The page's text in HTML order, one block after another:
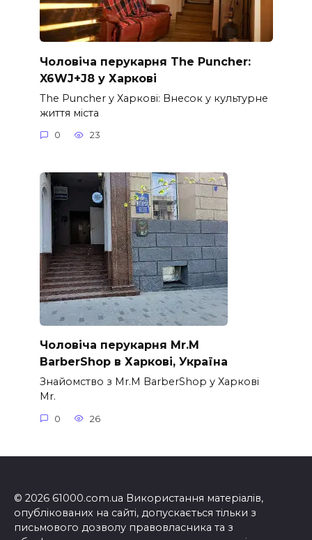
Чоловіча перукарня The Puncher:
X6WJ+J8 у Харкові
The Puncher у Харкові: Внесок у культурне
життя міста
0 23
Чоловіча перукарня Mr.M
BarberShop в Харкові, Україна
Знайомство з Mr.M BarberShop у Харкові
Mr.
0 26
© 2026 61000.com.ua Використання матеріалів,
опублікованих на сайті, допускається тільки з
письмового дозволу правовласника та з